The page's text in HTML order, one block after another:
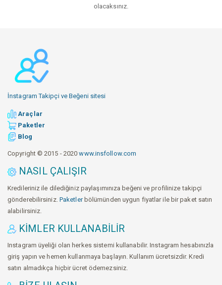
olacaksınız.
İnstagram Takipçi ve Beğeni sitesi
Araçlar
Paketler
Blog
Copyright © 2015 - 2020www.insfollow.com
NASIL ÇALIŞIR
Kredileriniz ile dilediğiniz paylaşımınıza beğeni ve profilinize takipçi
gönderebilirsiniz. Paketlerbölümünden uygun fiyatlar ile bir paket satın
alabilirsiniz.
KIMLER KULLANABILIR
Instagram üyeliği olan herkes sistemi kullanabilir. Instagram hesabınızla
giriş yapın ve hemen kullanmaya başlayın. Kullanım ücretsizdir. Kredi
satın almadıkça hiçbir ücret ödemezsiniz.